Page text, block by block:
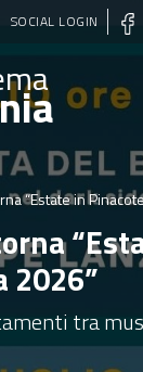
Salta
SOCIAL LOGIN
“Estate in
2026”
tra